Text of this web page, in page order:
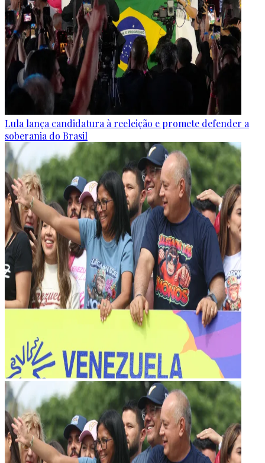
Lula lança candidatura à reeleição e promete defender a
soberania do Brasil